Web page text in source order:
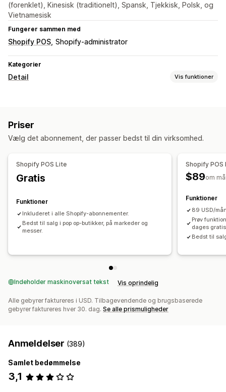
(forenklet), Kinesisk (traditionelt), Spansk, Tjekkisk, Polsk, og
Vietnamesisk
Fungerer sammen med
Shopify POS Shopify-administrator
Kategorier
Detail Vis funktioner
Gavekortbetalinger
Beregning af skat Kvitteringsudskrivning
Multivaluta QR-koder
Lagerniveauer
Manuelle opdateringer
Automatiske opdateringer
Flere lokationer
Lageropgørelse Lageroverførsel
Fjernadgang Salgskommission Medarbejdertilladelser
Priser
Vælg det abonnement, der passer bedst til din virksomhed.
Shopify POS Lite
Gratis
Funktioner
Inkluderet i alle Shopify-abonnementer.
Bedst til salg i pop op-butikker, på markeder og
messer.
Shopify POS
$89om
Funktioner
89 USD/
Prøv
dages
Bedst til
Indeholder maskinoversat tekst Vis oprindelig
Alle gebyrer faktureres i USD. Tilbagevendende og brugsbaserede
gebyrer faktureres hver 30. dag. Se alle prismuligheder
Anmeldelser (389)
Samlet bedømmelse
3,1